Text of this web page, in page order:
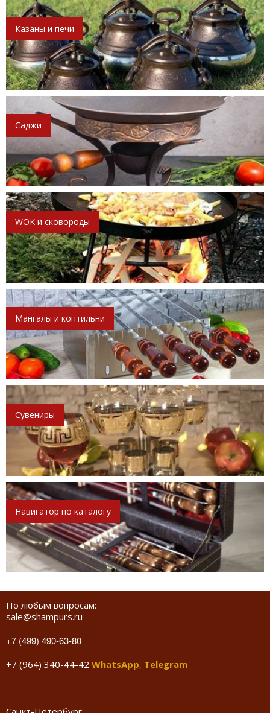
Казаны и печи
Саджи
WOK и сковороды
Мангалы и коптильни
Сувениры
Навигатор по каталогу
По любым вопросам:
sale@shampurs.ru
+7 (499) 490-63-80
+7 (964) 340-44-42 WhatsApp, Telegram